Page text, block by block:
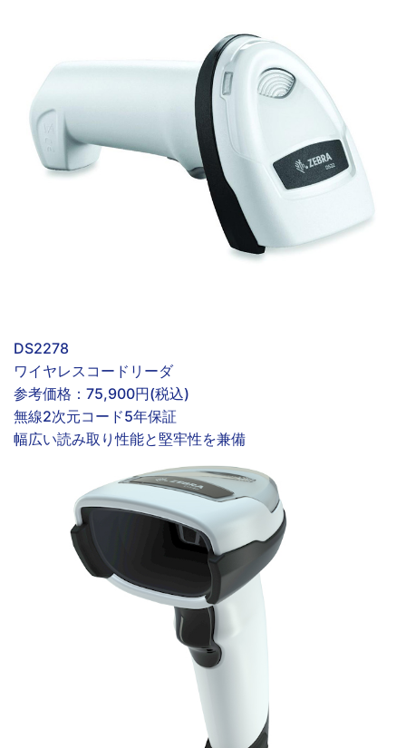
DS2278
ワイヤレスコードリーダ
参考価格： 75,900円(税込)
無線2次元コード5年保証
幅広い読み取り性能と堅牢性を兼備